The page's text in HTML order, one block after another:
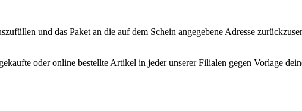
und das Paket an die auf dem Schein angegebene Adresse
oder online bestellte Artikel in jeder unserer Filialen gegen Vorlage